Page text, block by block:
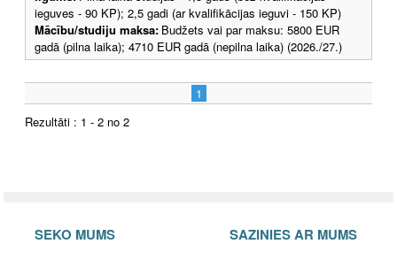
ieguves - 90 KP); 2,5 gadi (ar kvalifikācijas ieguvi - 150 KP)
Mācību/studiju maksa: Budžets vai par maksu: 5800 EUR
gadā (pilna laika); 4710 EUR gadā (nepilna laika) (2026./27.)
1
Rezultāti : 1 - 2 no 2
SEKO MUMS SAZINIES AR MUMS